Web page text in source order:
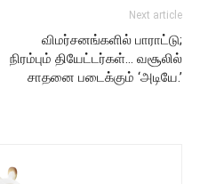
Next article
விமர்சனங்களில் பாராட்டு;
நிரம்பும் தியேட்டர்கள்… வசூலில்
சாதனை படைக்கும் ‘அடியே.’